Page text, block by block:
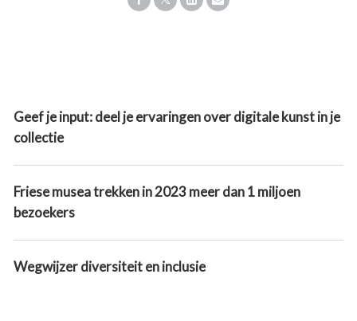
Geef je input: deel je ervaringen over digitale kunst in je
collectie
Friese musea trekken in 2023 meer dan 1 miljoen
bezoekers
Wegwijzer diversiteit en inclusie